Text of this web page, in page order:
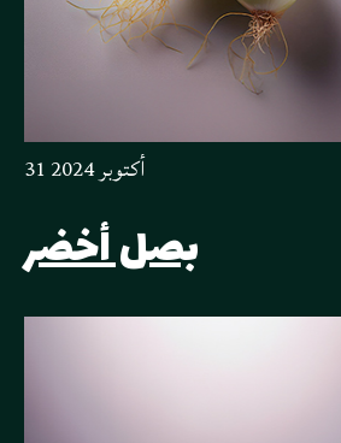
31 أكتوبر 2024
بصل أخضر